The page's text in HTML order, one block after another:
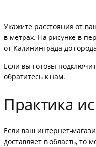
Укажите расстояния от
в метрах. На рисунке в
от Калининграда до
Если вы готовы
обратитесь к нам.
Практика
Если ваш интернет-
доставляет в область, то